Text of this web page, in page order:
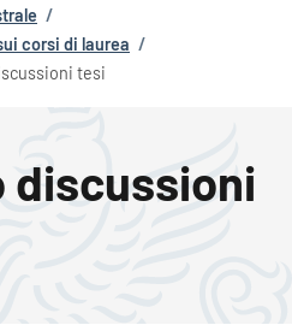
/
corsi di laurea /
tesi
discussioni